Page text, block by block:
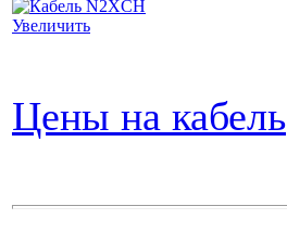
Увеличить
Цены на кабель